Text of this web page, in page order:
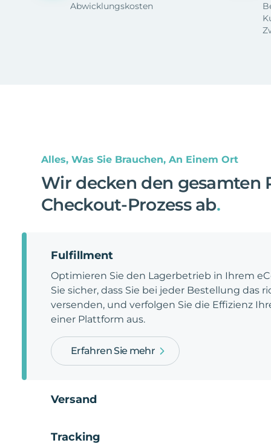
Abwicklungskosten
Alles, Was Sie Brauchen, An Einem Ort
Wir decken den gesamten
Checkout-Prozess ab.
Fulfillment
Optimieren Sie den Lagerbetrieb in Ihrem
Sie sicher, dass Sie bei jeder Bestellung das
versenden, und verfolgen Sie die Effizienz
einer Plattform aus.
Erfahren Sie mehr
Versand
Tracking